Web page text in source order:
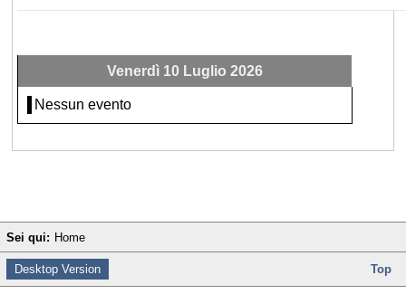
Venerdì 10 Luglio 2026
Nessun evento
Sei qui: Home
Desktop Version Top